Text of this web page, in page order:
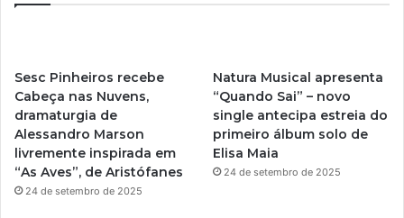
g
r
a
Sesc Pinheiros recebe
Cabeça nas Nuvens,
dramaturgia de
Alessandro Marson
livremente inspirada em
“As Aves”, de Aristófanes
24 de setembro de 2025
Natura Musical apresenta
“Quando Sai” – novo
single antecipa estreia do
primeiro álbum solo de
Elisa Maia
24 de setembro de 2025